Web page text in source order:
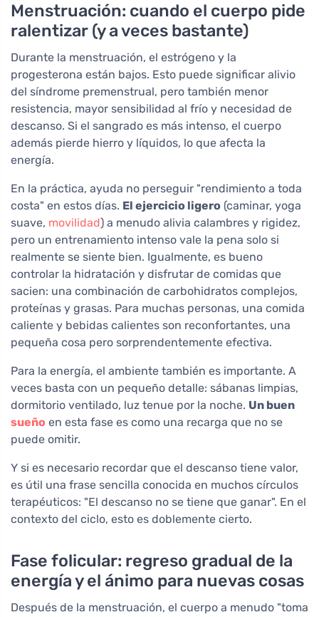
Menstruación: cuando el cuerpo pide
ralentizar (y a veces bastante)
Durante la menstruación, el estrógeno y la
progesterona están bajos. Esto puede significar alivio
del síndrome premenstrual, pero también menor
resistencia, mayor sensibilidad al frío y necesidad de
descanso. Si el sangrado es más intenso, el cuerpo
además pierde hierro y líquidos, lo que afecta la
energía.
En la práctica, ayuda no perseguir "rendimiento a toda
costa" en estos días. El ejercicio ligero (caminar, yoga
suave, movilidad) a menudo alivia calambres y rigidez,
pero un entrenamiento intenso vale la pena solo si
realmente se siente bien. Igualmente, es bueno
controlar la hidratación y disfrutar de comidas que
sacien: una combinación de carbohidratos complejos,
proteínas y grasas. Para muchas personas, una comida
caliente y bebidas calientes son reconfortantes, una
pequeña cosa pero sorprendentemente efectiva.
Para la energía, el ambiente también es importante. A
veces basta con un pequeño detalle: sábanas limpias,
dormitorio ventilado, luz tenue por la noche. Un buen
sueño en esta fase es como una recarga que no se
puede omitir.
Y si es necesario recordar que el descanso tiene valor,
es útil una frase sencilla conocida en muchos círculos
terapéuticos: "El descanso no se tiene que ganar". En el
contexto del ciclo, esto es doblemente cierto.
Fase folicular: regreso gradual de la
energía y el ánimo para nuevas cosas
Después de la menstruación, el cuerpo a menudo "toma